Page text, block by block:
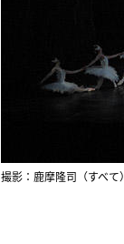
撮影：鹿摩隆司（すべて）